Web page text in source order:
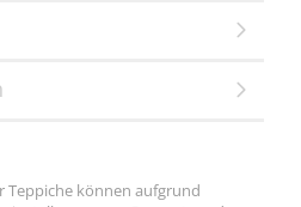
Teppiche können aufgrund